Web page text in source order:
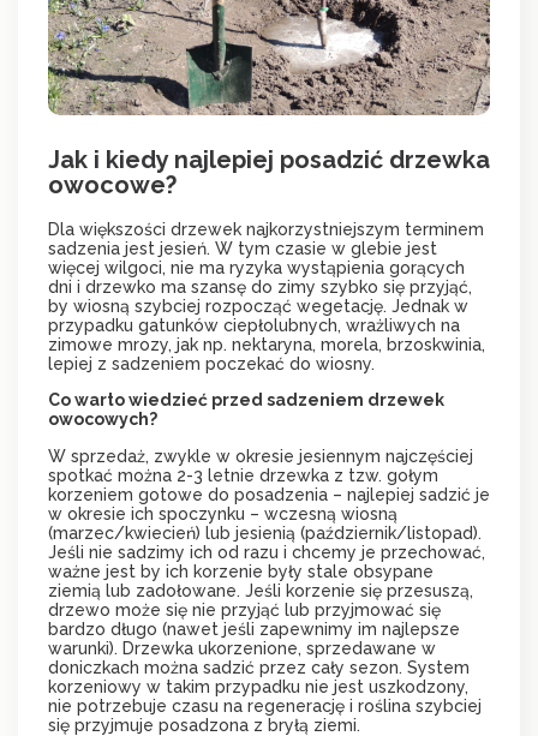
Jak i kiedy najlepiej posadzić drzewka
owocowe?
Dla większości drzewek najkorzystniejszym terminem
sadzenia jest jesień. W tym czasie w glebie jest
więcej wilgoci, nie ma ryzyka wystąpienia gorących
dni i drzewko ma szansę do zimy szybko się przyjąć,
by wiosną szybciej rozpocząć wegetację. Jednak w
przypadku gatunków ciepłolubnych, wrażliwych na
zimowe mrozy, jak np. nektaryna, morela, brzoskwinia,
lepiej z sadzeniem poczekać do wiosny.
Co warto wiedzieć przed sadzeniem drzewek
owocowych?
W sprzedaż, zwykle w okresie jesiennym najczęściej
spotkać można 2-3 letnie drzewka z tzw. gołym
korzeniem gotowe do posadzenia – najlepiej sadzić je
w okresie ich spoczynku – wczesną wiosną
(marzec/kwiecień) lub jesienią (październik/listopad).
Jeśli nie sadzimy ich od razu i chcemy je przechować,
ważne jest by ich korzenie były stale obsypane
ziemią lub zadołowane. Jeśli korzenie się przesuszą,
drzewo może się nie przyjąć lub przyjmować się
bardzo długo (nawet jeśli zapewnimy im najlepsze
warunki). Drzewka ukorzenione, sprzedawane w
doniczkach można sadzić przez cały sezon. System
korzeniowy w takim przypadku nie jest uszkodzony,
nie potrzebuje czasu na regenerację i roślina szybciej
się przyjmuje posadzona z bryłą ziemi.